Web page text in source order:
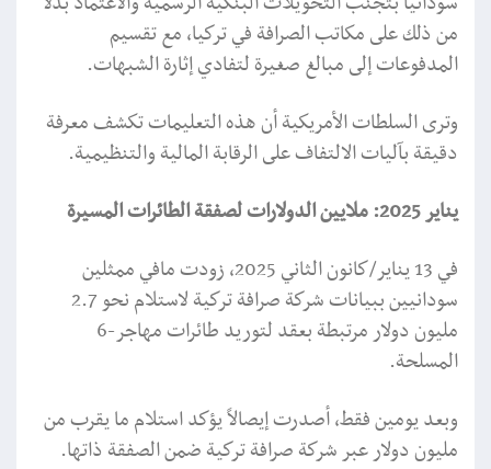
من ذلك على مكاتب الصرافة في تركيا، مع تقسيم
المدفوعات إلى مبالغ صغيرة لتفادي إثارة الشبهات.
وترى السلطات الأمريكية أن هذه التعليمات تكشف معرفة
دقيقة بآليات الالتفاف على الرقابة المالية والتنظيمية.
يناير 2025: ملايين الدولارات لصفقة الطائرات المسيرة
في 13 يناير/كانون الثاني 2025، زودت مافي ممثلين
سودانيين ببيانات شركة صرافة تركية لاستلام نحو 2.7
مليون دولار مرتبطة بعقد لتوريد طائرات مهاجر-6
المسلحة.
وبعد يومين فقط، أصدرت إيصالاً يؤكد استلام ما يقرب من
مليون دولار عبر شركة صرافة تركية ضمن الصفقة ذاتها.